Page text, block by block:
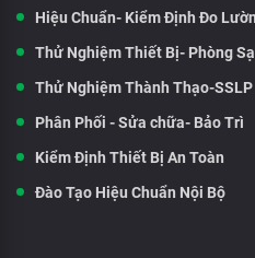
Hiệu Chuẩn- Kiểm Định Đo
Thử Nghiệm Thiết Bị- Phòng
Thử Nghiệm Thành Thạo-SSLP
Phân Phối - Sửa chữa- Bảo Trì
Kiểm Định Thiết Bị An Toàn
Đào Tạo Hiệu Chuẩn Nội Bộ